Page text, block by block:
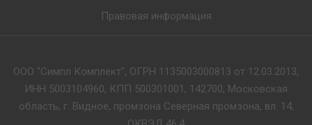
Правовая информация
ООО "Симпл Комплект", ОГРН 1135003000813 от 12.03.2013,
ИНН 5003104960, КПП 500301001, 142700, Московская
область, г. Видное, промзона Северная промзона, вл. 14,